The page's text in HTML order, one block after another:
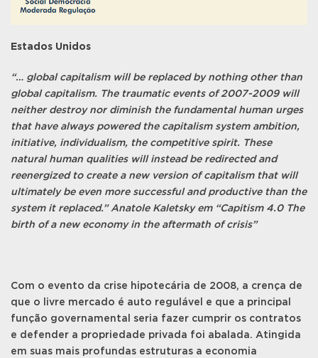
Estados Unidos
“… global capitalism will be replaced by nothing other than
global capitalism. The traumatic events of 2007-2009 will
neither destroy nor diminish the fundamental human urges
that have always powered the capitalism system ambition,
initiative, individualism, the competitive spirit. These
natural human qualities will instead be redirected and
reenergized to create a new version of capitalism that will
ultimately be even more successful and productive than the
system it replaced.” Anatole Kaletsky em “Capitism 4.0 The
birth of a new economy in the aftermath of crisis”
Com o evento da crise hipotecária de 2008, a crença de
que o livre mercado é auto regulável e que a principal
função governamental seria fazer cumprir os contratos
e defender a propriedade privada foi abalada. Atingida
em suas mais profundas estruturas a economia